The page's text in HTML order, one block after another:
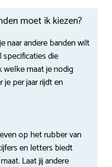
moet ik kiezen?
naar andere banden wilt
die
welke maat je nodig
per jaar rijdt en
op het rubber van
en letters biedt
Laat jij andere